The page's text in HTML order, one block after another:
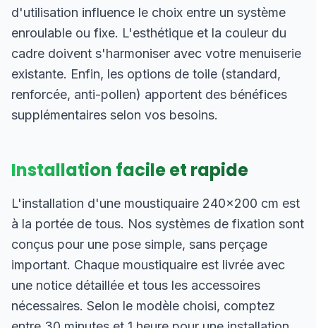
d'utilisation influence le choix entre un système
enroulable ou fixe. L'esthétique et la couleur du
cadre doivent s'harmoniser avec votre menuiserie
existante. Enfin, les options de toile (standard,
renforcée, anti-pollen) apportent des bénéfices
supplémentaires selon vos besoins.
Installation facile et rapide
L'installation d'une moustiquaire 240×200 cm est
à la portée de tous. Nos systèmes de fixation sont
conçus pour une pose simple, sans perçage
important. Chaque moustiquaire est livrée avec
une notice détaillée et tous les accessoires
nécessaires. Selon le modèle choisi, comptez